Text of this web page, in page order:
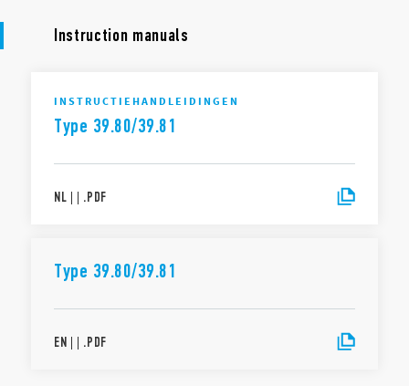
Instruction manuals
INSTRUCTIEHANDLEIDINGEN
Type 39.80/39.81
NL | | .PDF
Type 39.80/39.81
EN | | .PDF